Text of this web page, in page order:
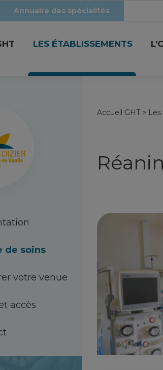
Annuaire des spécialités
LES ÉTABLISSEMENTS
de soins
votre venue
accès
Accueil GHT >